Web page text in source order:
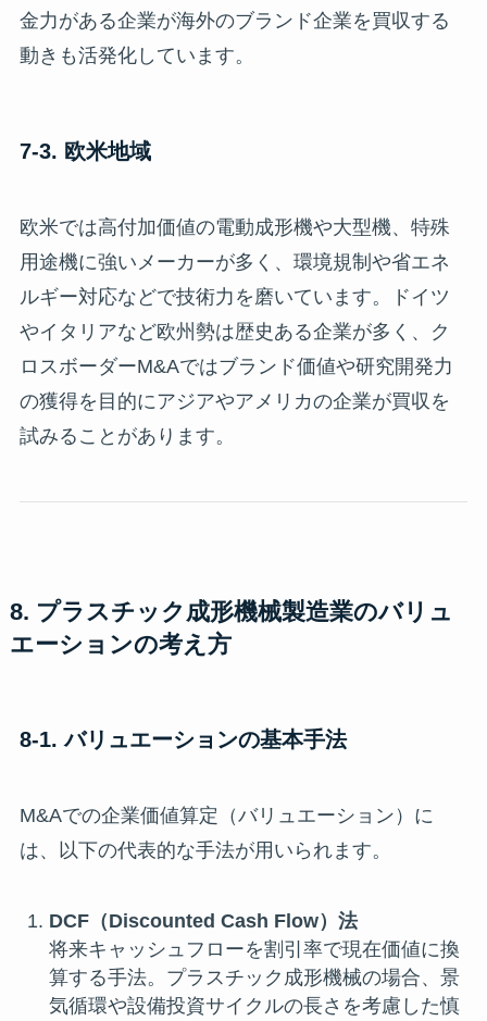
金力がある企業が海外のブランド企業を買収する
動きも活発化しています。
7-3. 欧米地域
欧米では高付加価値の電動成形機や大型機、特殊
用途機に強いメーカーが多く、環境規制や省エネ
ルギー対応などで技術力を磨いています。ドイツ
やイタリアなど欧州勢は歴史ある企業が多く、ク
ロスボーダーM&Aではブランド価値や研究開発力
の獲得を目的にアジアやアメリカの企業が買収を
試みることがあります。
8. プラスチック成形機械製造業のバリュ
エーションの考え方
8-1. バリュエーションの基本手法
M&Aでの企業価値算定（バリュエーション）に
は、以下の代表的な手法が用いられます。
DCF（Discounted Cash Flow）法
将来キャッシュフローを割引率で現在価値に換
算する手法。プラスチック成形機械の場合、景
気循環や設備投資サイクルの長さを考慮した慎